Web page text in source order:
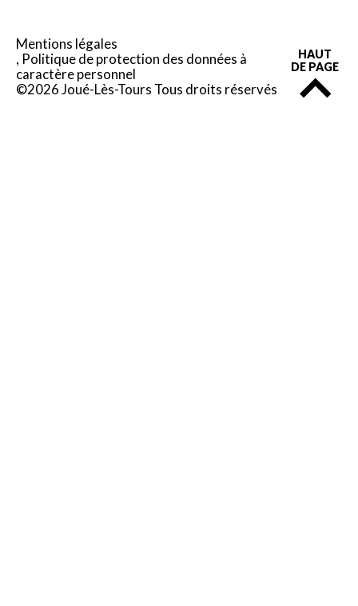
Mentions légales
Politique de protection des données à
caractère personnel
©2026 Joué-Lès-Tours Tous droits réservés
HAUT
DE PAGE